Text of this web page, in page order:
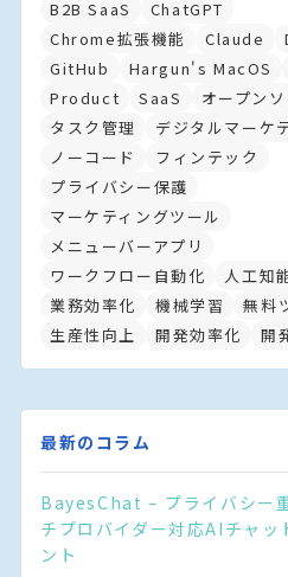
B2B SaaS
ChatGPT
Chrome拡張機能
Claude
GitHub
Hargun's MacOS
Product
SaaS
オープン
タスク管理
デジタルマーケ
ノーコード
フィンテック
プライバシー保護
マーケティングツール
メニューバーアプリ
ワークフロー自動化
人工知
業務効率化
機械学習
無料
生産性向上
開発効率化 開
最新のコラム
BayesChat – プライバシー
チプロバイダー対応AIチャッ
ント